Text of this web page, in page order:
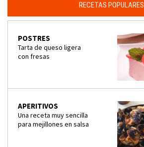
RECETAS POPULARES
POSTRES
Tarta de queso ligera
con fresas
APERITIVOS
Una receta muy sencilla
para mejillones en salsa